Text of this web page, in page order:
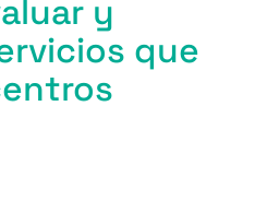
y
que